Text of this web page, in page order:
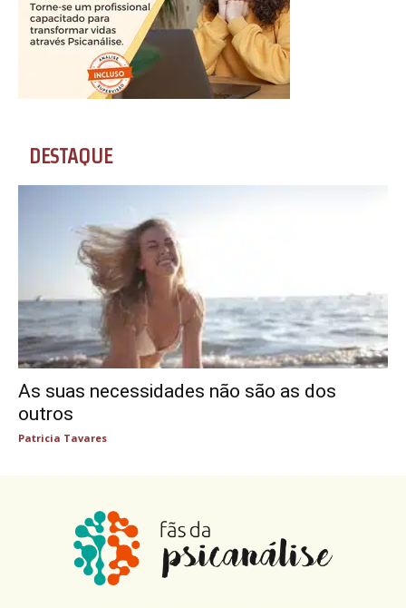
DESTAQUE
As suas necessidades não são as dos
outros
Patricia Tavares